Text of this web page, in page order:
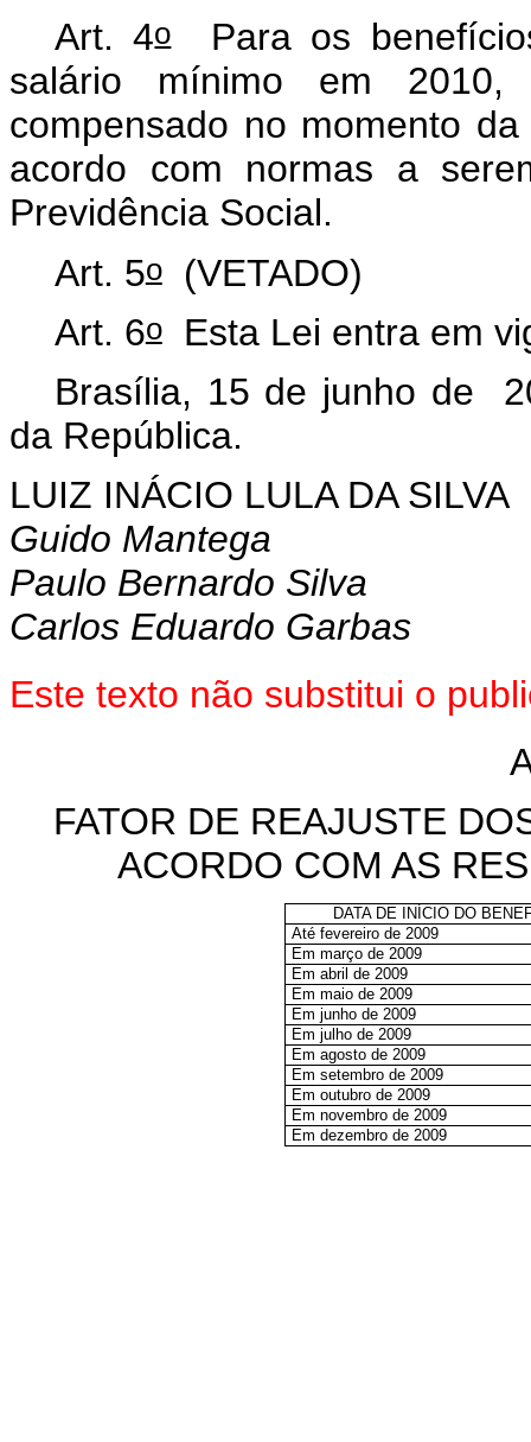
Art. 4oPara os
salário mínimo em
compensado no momento
acordo com normas a
Previdência Social.
Art. 5o(VETADO)
Art. 6oEsta Lei entra em
Brasília, 15 de junho de
da República.
LUIZ INÁCIO LULA DA SILVA
Guido Mantega
Paulo Bernardo Silva
Carlos Eduardo Garbas
Este texto não substitui o
FATOR DE REAJUSTE
ACORDO COM AS
DATA DE INÍCIO DO
Até fevereiro de 2009
Em março de 2009
Em abril de 2009
Em maio de 2009
Em junho de 2009
Em julho de 2009
Em agosto de 2009
Em setembro de 2009
Em outubro de 2009
Em novembro de 2009
Em dezembro de 2009